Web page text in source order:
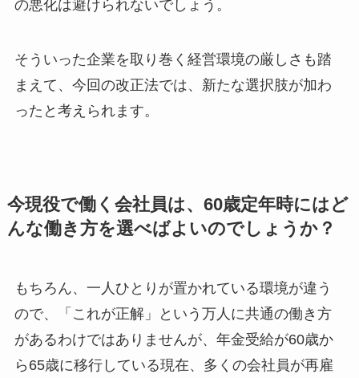
の悪化は避けられないでしょう。
そういった企業を取り巻く経営環境の厳しさも踏
まえて、今回の改正法では、新たな選択肢が加わ
ったと考えられます。
今現役で働く会社員は、60歳定年時にはど
んな働き方を選べばよいのでしょうか？
もちろん、一人ひとりが置かれている環境が違う
ので、「これが正解」という万人に共通の働き方
があるわけではありませんが、年金受給が60歳か
ら65歳に移行している現在、多くの会社員が再雇